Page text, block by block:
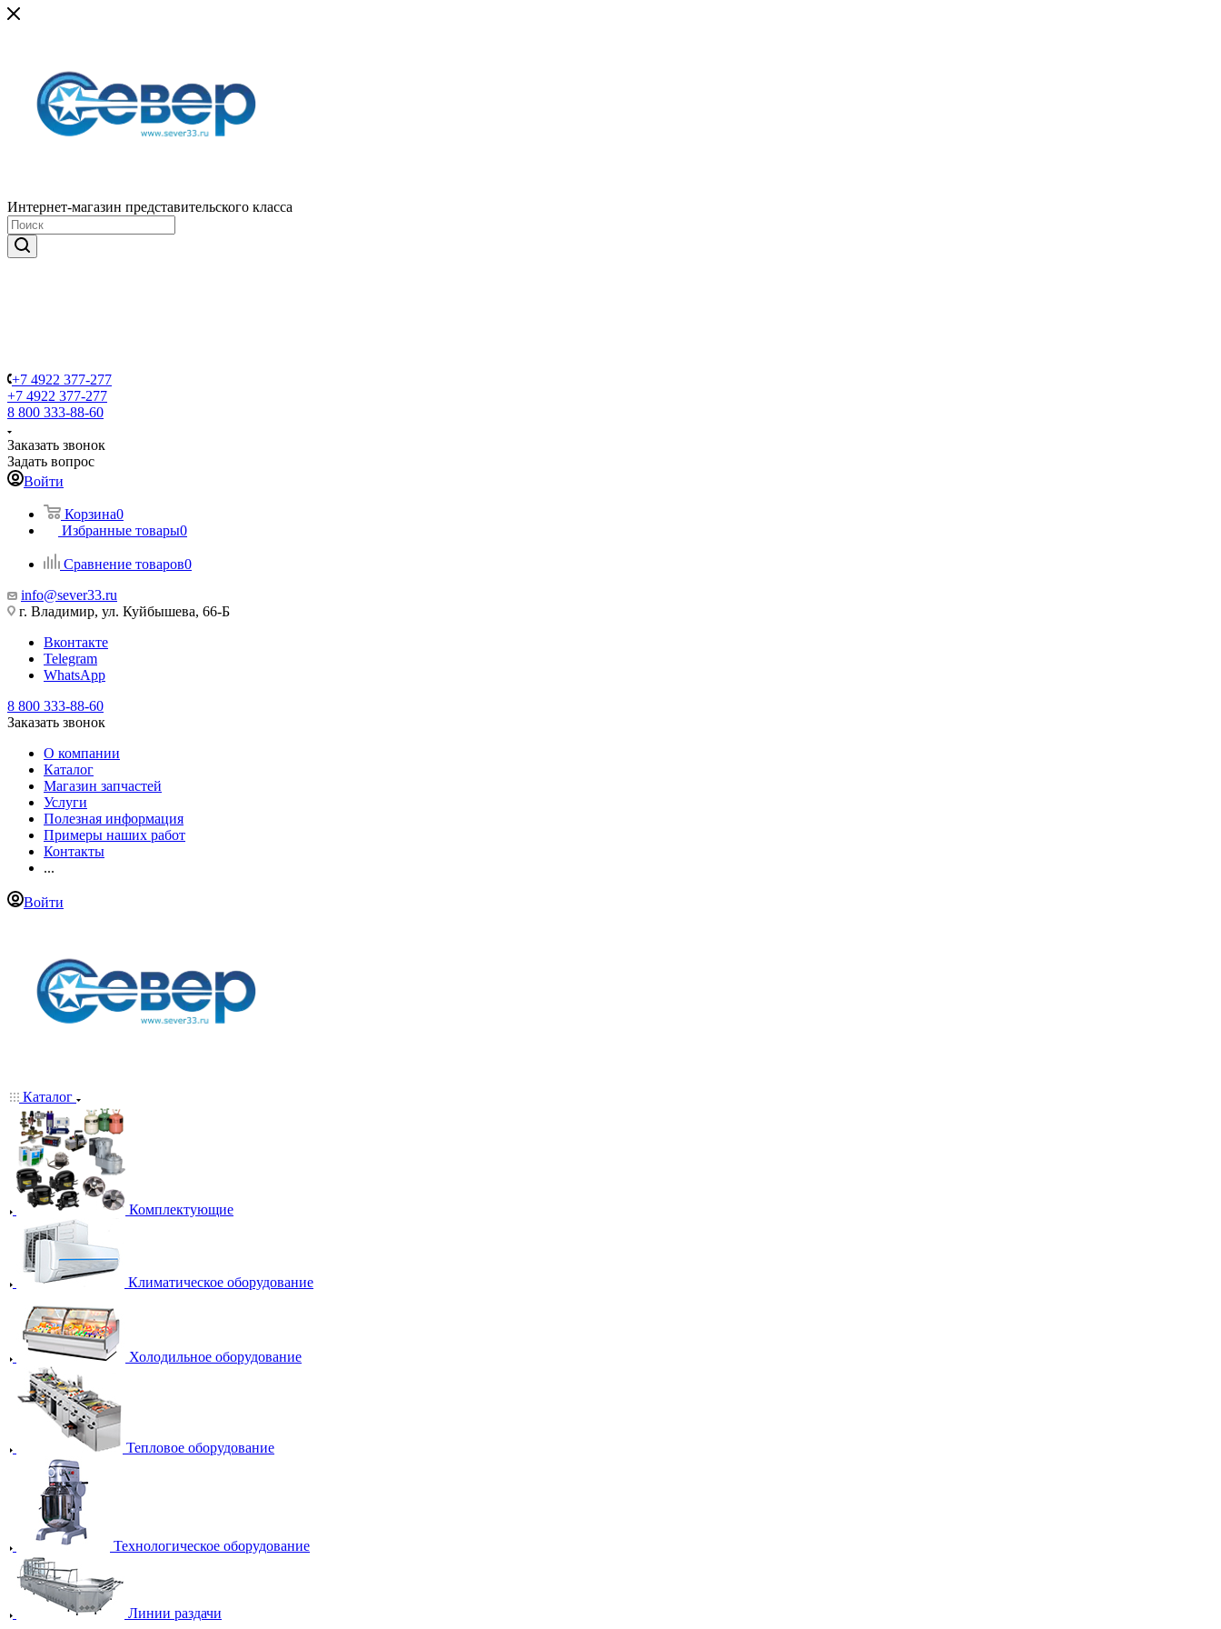
Интернет-магазин представительского класса
+7 4922 377-277
+7 4922 377-277
8 800 333-88-60
Заказать звонок
Задать вопрос
Войти
Корзина0
Избранные товары0
Сравнение товаров0
info@sever33.ru
г. Владимир, ул. Куйбышева, 66-Б
Вконтакте
Telegram
WhatsApp
8 800 333-88-60
Заказать звонок
О компании
Каталог
Магазин запчастей
Услуги
Полезная информация
Примеры наших работ
Контакты
...
Войти
Каталог
Комплектующие
Климатическое оборудование
Холодильное оборудование
Тепловое оборудование
Технологическое оборудование
Линии раздачи